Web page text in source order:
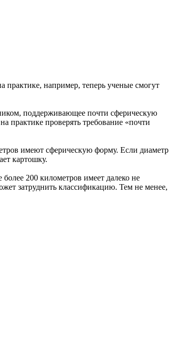
практике, например, теперь ученые смогут
поддерживающее почти сферическую
практике проверять требование «почти
имеют сферическую форму. Если диаметр
картошку.
200 километров имеет далеко не
затруднить классификацию. Тем не менее,